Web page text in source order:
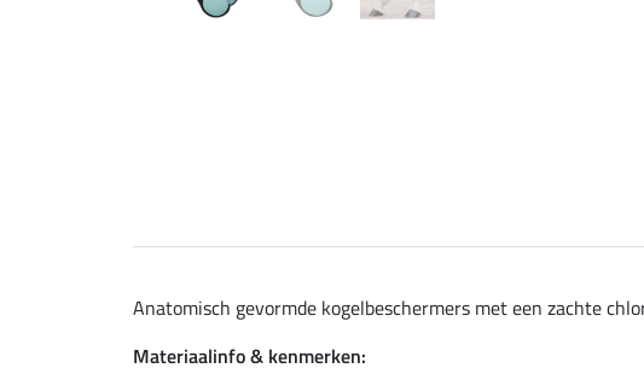
Anatomisch gevormde kogelbeschermers met een zachte
Materiaalinfo & kenmerken: